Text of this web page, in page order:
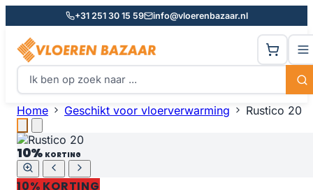
+31 251 30 15 59 info@vloerenbazaar.nl
Home Geschikt voor vloerverwarming Rustico 20
10% KORTING
10% KORTING